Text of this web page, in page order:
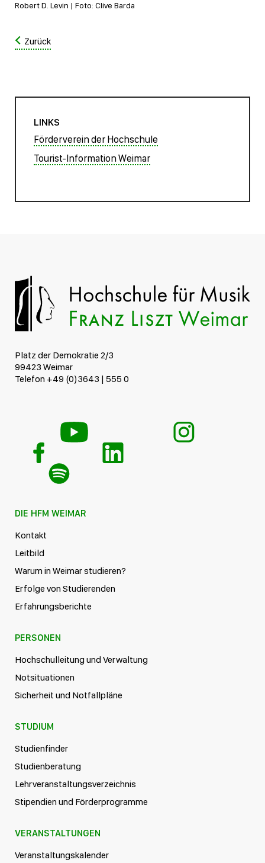
Robert D. Levin | Foto: Clive Barda
Zurück
LINKS
Förderverein der Hochschule
Tourist-Information Weimar
Platz der Demokratie 2/3
99423 Weimar
Telefon +49 (0)3643 | 555 0
DIE HFM WEIMAR
Kontakt
Leitbild
Warum in Weimar studieren?
Erfolge von Studierenden
Erfahrungsberichte
PERSONEN
Hochschulleitung und Verwaltung
Notsituationen
Sicherheit und Notfallpläne
STUDIUM
Studienfinder
Studienberatung
Lehrveranstaltungsverzeichnis
Stipendien und Förderprogramme
VERANSTALTUNGEN
Veranstaltungskalender